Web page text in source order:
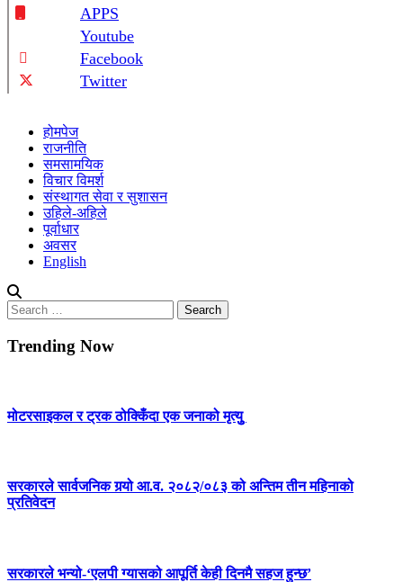
APPS
Youtube
Facebook
Twitter
होमपेज
राजनीति
समसामयिक
विचार विमर्श
संस्थागत सेवा र सुशासन
उहिले-अहिले
पूर्वाधार
अवसर
English
Search
for:
Trending Now
मोटरसाइकल र ट्रक ठोक्किँदा एक जनाको मृत्युु
सरकारले सार्वजनिक गर्‍यो आ.व. २०८२/०८३ को अन्तिम तीन महिनाको
प्रतिवेदन
सरकारले भन्यो-‘एलपी ग्यासको आपूर्ति केही दिनमै सहज हुन्छ’